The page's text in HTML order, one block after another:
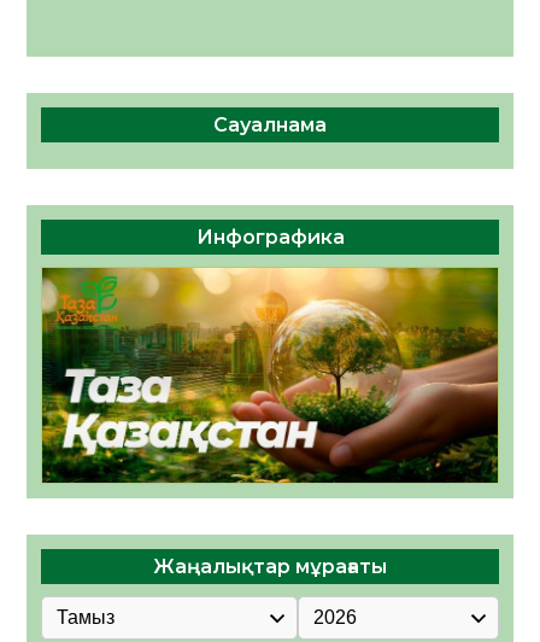
Сауалнама
Инфографика
Жаңалықтар мұрағаты